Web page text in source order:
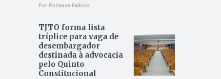
Por Rozeane Feitosa
TJTO forma lista
tríplice para vaga de
desembargador
destinada à advocacia
pelo Quinto
Constitucional